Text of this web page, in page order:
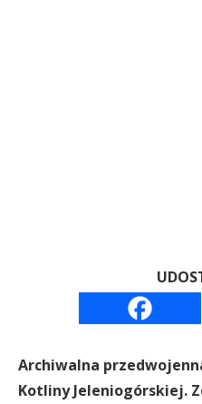
Archiwalna
Kotliny Jeleniogórskiej.